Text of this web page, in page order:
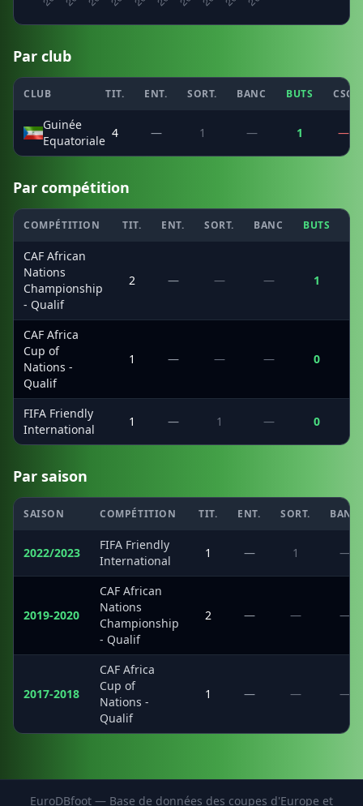
Par club
CLUB TIT. ENT. SORT. BANC BUTS CSC
Guinée
Equatoriale
4 — 1 — 1 —
Par compétition
COMPÉTITION TIT. ENT. SORT. BANC BUTS
CAF African
Nations
Championship
- Qualif
2 — — — 1
CAF Africa
Cup of
Nations -
Qualif
1 — — — 0
FIFA Friendly
International
1 — 1 — 0
Par saison
SAISON COMPÉTITION TIT. ENT. SORT. BANC
2022/2023
FIFA Friendly
International
1 — 1 —
2019-2020
CAF African
Nations
Championship
- Qualif
2 — — —
2017-2018
CAF Africa
Cup of
Nations -
Qualif
1 — — —
EuroDBfoot — Base de données des coupes d'Europe et